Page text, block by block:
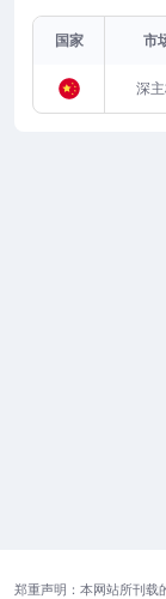
国家 市
深
郑重声明：本网站所刊载